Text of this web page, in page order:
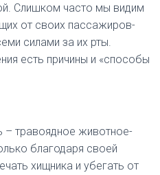
Слишком часто мы видим
от своих пассажиров-
силами за их рты.
есть причины и «способы
травоядное животное-
благодаря своей
хищника и убегать от